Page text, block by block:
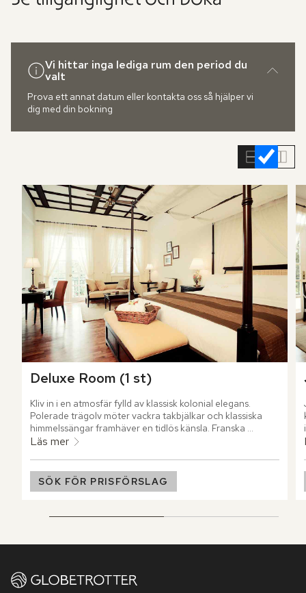
Vi hittar inga lediga rum den period du
valt
Prova ett annat datum eller kontakta oss så hjälper vi
dig med din bokning
Hoppa
Deluxe Room (1 st)
Kliv in i en atmosfär fylld av klassisk kolonial elegans.
Polerade trägolv möter vackra takbjälkar och klassiska
himmelssängar framhäver en tidlös känsla. Franska
balkongdörrar öppnar upp mot uteplatsen och leder
Läs mer
SÖK FÖR PRISFÖRSLAG